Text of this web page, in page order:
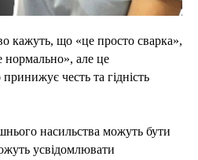
кажуть, що «це просто сварка»,
нормально», але це
честь та гідність
насильства можуть бути
усвідомлювати